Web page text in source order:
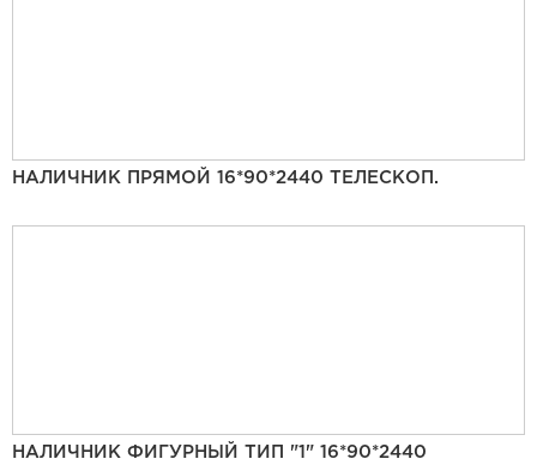
НАЛИЧНИК ПРЯМОЙ 16*90*2440 ТЕЛЕСКОП.
НАЛИЧНИК ФИГУРНЫЙ ТИП "1" 16*90*2440